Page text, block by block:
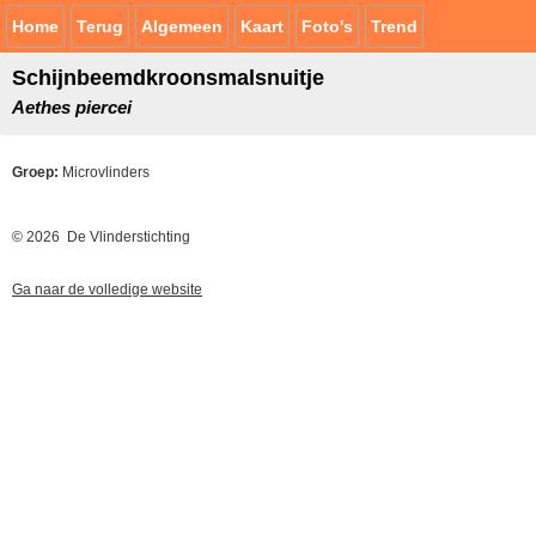
Home Terug Algemeen Kaart Foto's Trend
Schijnbeemdkroonsmalsnuitje
Aethes piercei
Groep: Microvlinders
© 2026 De Vlinderstichting
Ga naar de volledige website